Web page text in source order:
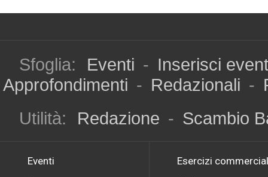
Sfoglia: Eventi - Inserisci
Approfondimenti - Redazionali -
Utilità:
Redazione - Scambio
Eventi Esercizi